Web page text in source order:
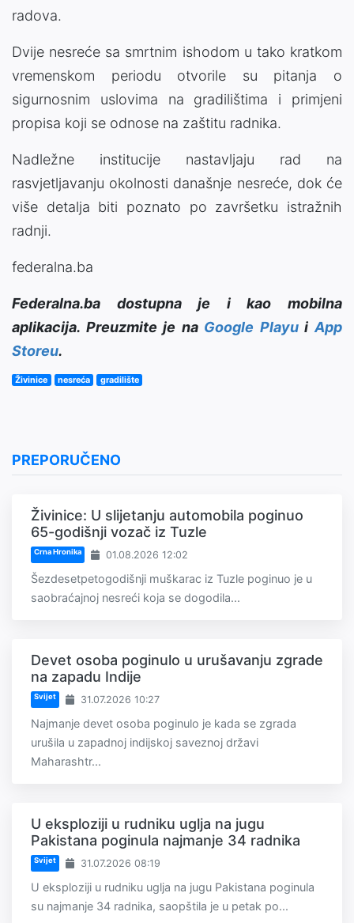
radova.
Dvije nesreće sa smrtnim ishodom u tako kratkom
vremenskom periodu otvorile su pitanja o
sigurnosnim uslovima na gradilištima i primjeni
propisa koji se odnose na zaštitu radnika.
Nadležne institucije nastavljaju rad na
rasvjetljavanju okolnosti današnje nesreće, dok će
više detalja biti poznato po završetku istražnih
radnji.
federalna.ba
Federalna.ba dostupna je i kao mobilna
aplikacija. Preuzmite je na Google PlayuiApp
Storeu.
Živinice nesreća gradilište
PREPORUČENO
Živinice: U slijetanju automobila poginuo
65-godišnji vozač iz Tuzle
Crna Hronika 01.08.2026 12:02
Šezdesetpetogodišnji muškarac iz Tuzle poginuo je u
saobraćajnoj nesreći koja se dogodila...
Devet osoba poginulo u urušavanju zgrade
na zapadu Indije
Svijet 31.07.2026 10:27
Najmanje devet osoba poginulo je kada se zgrada
urušila u zapadnoj indijskoj saveznoj državi
Maharashtr...
U eksploziji u rudniku uglja na jugu
Pakistana poginula najmanje 34 radnika
Svijet 31.07.2026 08:19
U eksploziji u rudniku uglja na jugu Pakistana poginula
su najmanje 34 radnika, saopštila je u petak po...